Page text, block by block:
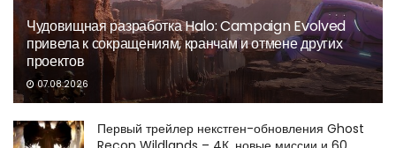
Чудовищная разработка Halo: Campaign Evolved
привела к сокращениям, кранчам и отмене других
проектов
07.08.2026
Первый трейлер некстген-обновления Ghost